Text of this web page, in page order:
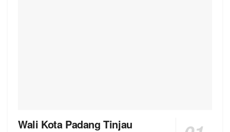
Wali Kota Padang Tinjau